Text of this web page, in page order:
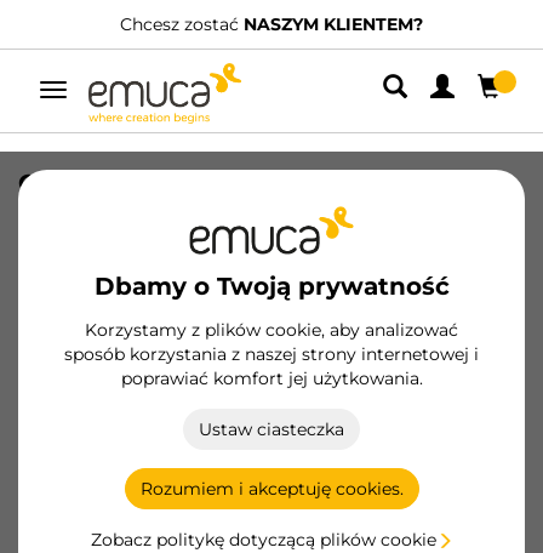
Chcesz zostać NASZYM KLIENTEM?
Przełącz
nawigację
Dbamy o Twoją prywatność
Korzystamy z plików cookie, aby analizować
sposób korzystania z naszej strony internetowej i
poprawiać komfort jej użytkowania.
Ustaw ciasteczka
Rozumiem i akceptuję cookies.
Zobacz politykę dotyczącą plików cookie
Osłona do odbojnika Push Latch, dla
długości 76,5 i 80 mm, Plastik, Szary
Podstawowe produkty
Zostań klientem